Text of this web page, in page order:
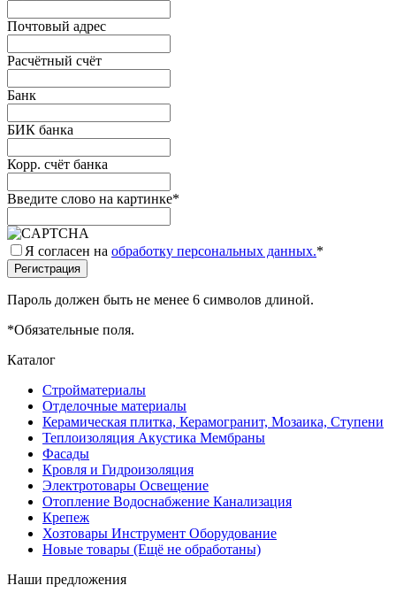
Почтовый адрес
Расчётный счёт
Банк
БИК банка
Корр. счёт банка
Введите слово на картинке*
Я согласен на обработку персональных данных.*
Пароль должен быть не менее 6 символов длиной.
*Обязательные поля.
Каталог
Стройматериалы
Отделочные материалы
Керамическая плитка, Керамогранит, Мозаика, Ступени
Теплоизоляция Акустика Мембраны
Фасады
Кровля и Гидроизоляция
Электротовары Освещение
Отопление Водоснабжение Канализация
Крепеж
Хозтовары Инструмент Оборудование
Новые товары (Ещё не обработаны)
Наши предложения